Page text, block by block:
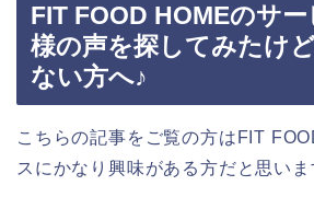
FIT FOOD HOMEのサ
様の声を探してみたけ
ない方へ♪
こちらの記事をご覧の方はFIT
スにかなり興味がある方だと思いま